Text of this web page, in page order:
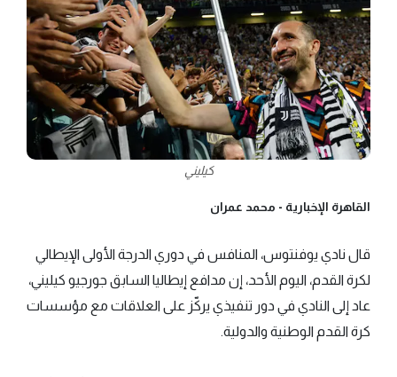
كيليني
القاهرة الإخبارية - محمد عمران
قال نادي يوفنتوس، المنافس في دوري الدرجة الأولى الإيطالي
لكرة القدم، اليوم الأحد، إن مدافع إيطاليا السابق جورجيو كيليني،
عاد إلى النادي في دور تنفيذي يركّز على العلاقات مع مؤسسات
كرة القدم الوطنية والدولية.